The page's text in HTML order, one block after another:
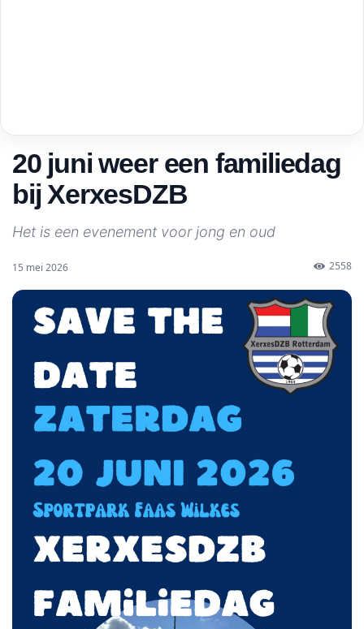
20 juni weer een familiedag
bij XerxesDZB
Het is een evenement voor jong en oud
15 mei 2026 2558